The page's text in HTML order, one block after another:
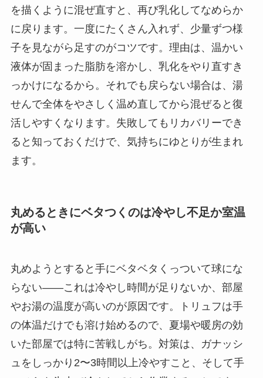
を描くように混ぜ直すと、再び乳化してなめらか
に戻ります。一度にたくさん入れず、少量ずつ様
子を見ながら足すのがコツです。理由は、温かい
液体が固まった脂肪を溶かし、乳化をやり直すき
っかけになるから。それでも戻らない場合は、湯
せんで全体をやさしく温め直してから混ぜると復
活しやすくなります。失敗してもリカバリーでき
ると知っておくだけで、気持ちにゆとりが生まれ
ます。
丸めるときにベタつくのは冷やし不足か室温
が高い
丸めようとすると手にベタベタくっついて球にな
らない——これは冷やし時間が足りないか、部屋
やお湯の温度が高いのが原因です。トリュフは手
の体温だけでも溶け始めるので、夏場や暖房の効
いた部屋では特に苦戦しがち。対策は、ガナッシ
ュをしっかり2〜3時間以上冷やすこと、そして手